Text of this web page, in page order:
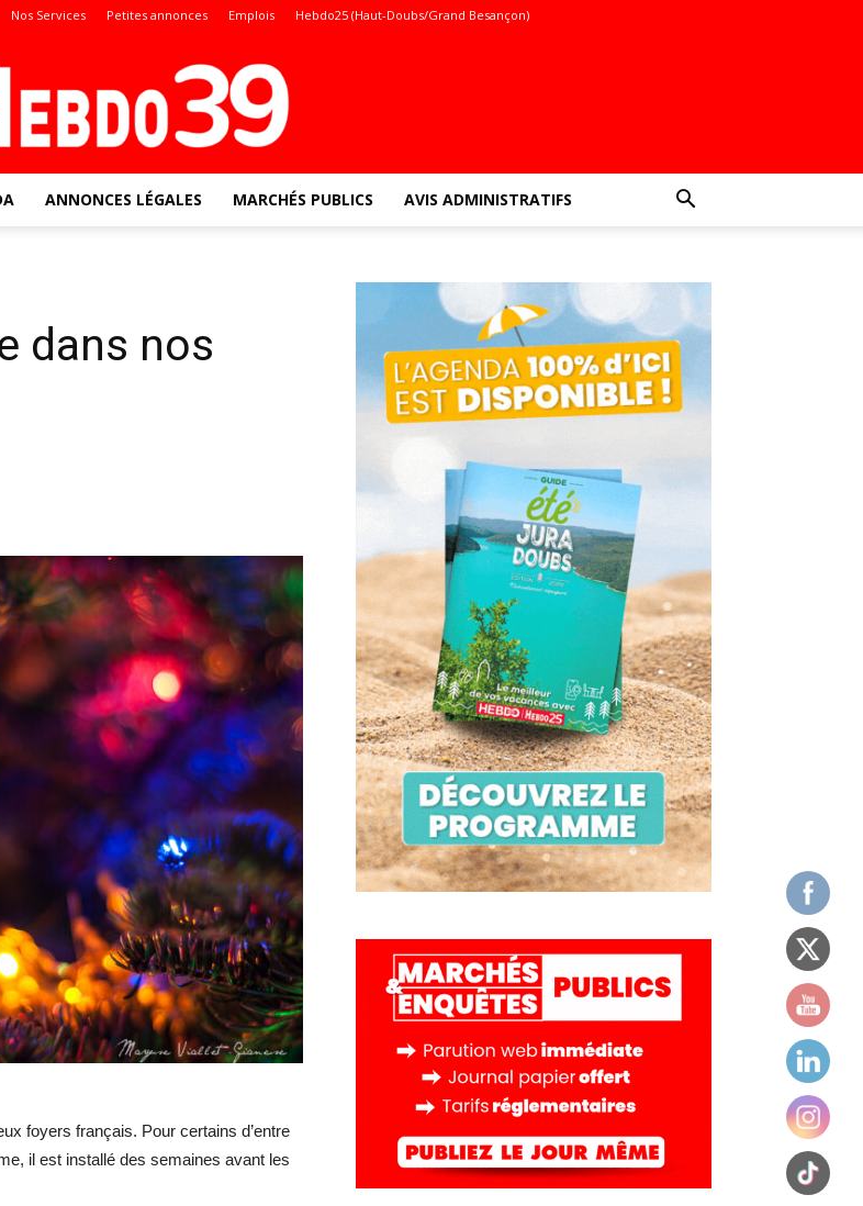
Nos Services Petites annonces Emplois Hebdo25 (Haut-Doubs/Grand Besançon)
l'info
locale
–
ANNONCES LÉGALES MARCHÉS PUBLICS AVIS ADMINISTRATIFS
dans nos
foyers français. Pour certains d’entre
il est installé des semaines avant les